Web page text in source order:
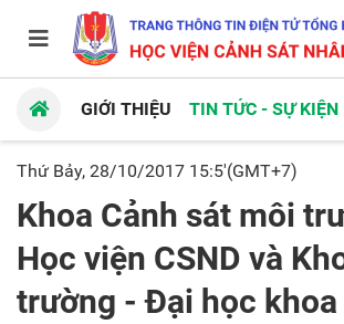
GIỚI THIỆU TIN TỨC - SỰ KIỆN
Thứ Bảy, 28/10/2017 15:5'(GMT+7)
Khoa Cảnh sát môi
Học viện CSND và
trường - Đại học